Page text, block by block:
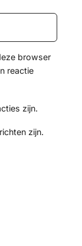
browser
reactie
zijn.
zijn.